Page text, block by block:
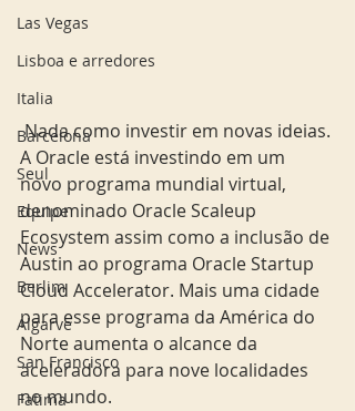
Las Vegas
Lisboa e arredores
Italia
Barcelona
Seul
Equipe
News
Berlim
Algarve
San Francisco
Fatima
Nada como investir em novas ideias.
A Oracle está investindo em um
novo programa mundial virtual,
denominado Oracle Scaleup
Ecosystem assim como a inclusão de
Austin ao programa Oracle Startup
Cloud Accelerator. Mais uma cidade
para esse programa da América do
Norte aumenta o alcance da
aceleradora para nove localidades
no mundo.